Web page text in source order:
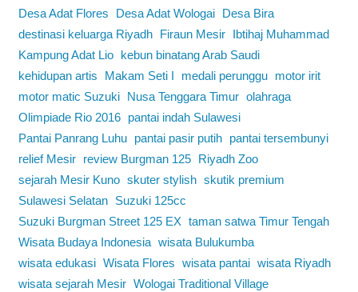
Desa Adat Flores
Desa Adat Wologai
Desa Bira
destinasi keluarga Riyadh
Firaun Mesir
Ibtihaj Muhammad
Kampung Adat Lio
kebun binatang Arab Saudi
kehidupan artis
Makam Seti I medali perunggu
motor irit
motor matic Suzuki
Nusa Tenggara Timur olahraga
Olimpiade Rio 2016
pantai indah Sulawesi
Pantai Panrang Luhu
pantai pasir putih
pantai tersembunyi
relief Mesir
review Burgman 125
Riyadh Zoo
sejarah Mesir Kuno skuter stylish skutik premium
Sulawesi Selatan
Suzuki 125cc
Suzuki Burgman Street 125 EX taman satwa Timur Tengah
Wisata Budaya Indonesia wisata Bulukumba
wisata edukasi Wisata Flores wisata pantai wisata Riyadh
wisata sejarah Mesir Wologai Traditional Village